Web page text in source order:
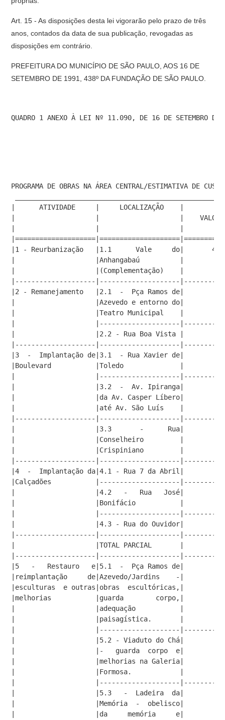
Art. 15 - As disposições desta lei vigorarão pelo prazo de três
anos, contados da data de sua publicação, revogadas as
disposições em contrário.
PREFEITURA DO MUNICÍPIO DE SÃO PAULO, AOS 16 DE
SETEMBRO DE 1991, 438º DA FUNDAÇÃO DE SÃO PAULO.
QUADRO 1 ANEXO À LEI Nº 11.090, DE 16 DE SETEMBRO DE
PROGRAMA DE OBRAS NA ÁREA CENTRAL/ESTIMATIVA DE
|      ATIVIDADE     |     LOCALIZAÇÃO    |
|                    |                    |    VALOR
|1 - Reurbanização   |1.1      Vale     do|
|                    |Anhangabaú          |
|                    |(Complementação)    |
|--------------------|--------------------
|2 - Remanejamento   |2.1  -  Pça Ramos de|
|                    |Azevedo e entorno do|
|                    |Teatro Municipal    |
|                    |--------------------
|                    |2.2 - Rua Boa Vista |
|--------------------|--------------------
|3  -  Implantação de|3.1  - Rua Xavier de|
|Boulevard           |Toledo              |
|                    |--------------------
|                    |3.2  -  Av. Ipiranga|
|                    |da Av. Casper Líbero|
|                    |até Av. São Luís    |
|--------------------|--------------------
|                    |3.3       -      Rua|
|                    |Conselheiro         |
|                    |Crispiniano         |
|--------------------|--------------------
|4  -  Implantação da|4.1 - Rua 7 da Abril|
|Calçadões           |--------------------
|                    |4.2   -   Rua   José|
|                    |Bonifácio           |
|                    |--------------------
|                    |4.3 - Rua do Ouvidor|
|--------------------|--------------------
|                    |TOTAL PARCIAL       |
|--------------------|--------------------
|5   -   Restauro   e|5.1  -  Pça Ramos de|
|reimplantação     de|Azevedo/Jardins    -|
|esculturas  e outras|obras  escultóricas,|
|melhorias           |guarda        corpo,|
|                    |adequação           |
|                    |paisagística.       |
|                    |--------------------
|                    |5.2 - Viaduto do Chá|
|                    |-   guarda  corpo  e|
|                    |melhorias na Galeria|
|                    |Formosa.            |
|                    |--------------------
|                    |5.3   -  Ladeira  da|
|                    |Memória  -  obelisco|
|                    |da     memória     e|